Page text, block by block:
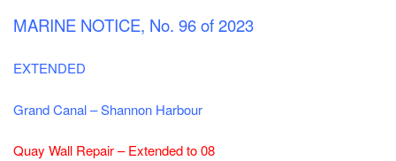
MARINE NOTICE, No. 96 of 2023
EXTENDED
Grand Canal – Shannon Harbour
Quay Wall Repair – Extended to 08